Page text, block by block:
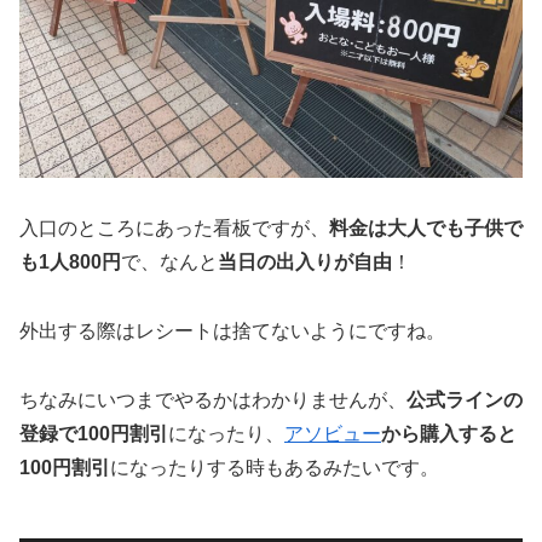
入口のところにあった看板ですが、 料金は大人でも子供で
も1人800円 で、なんと 当日の出入りが自由 ！
外出する際はレシートは捨てないようにですね。
ちなみにいつまでやるかはわかりませんが、 公式ラインの
登録で100円割引 になったり、 アソビューから購入すると
100円割引 になったりする時もあるみたいです。